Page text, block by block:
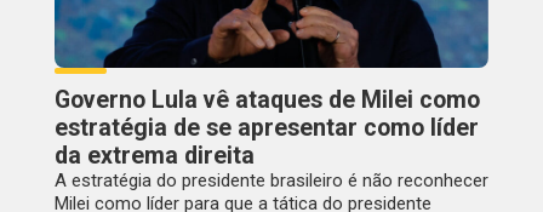
Governo Lula vê ataques de Milei como
estratégia de se apresentar como líder
da extrema direita
A estratégia do presidente brasileiro é não reconhecer
Milei como líder para que a tática do presidente